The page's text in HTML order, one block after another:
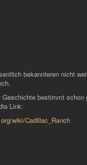
bekannteren nicht
Geschichte bestimmt schon
Link:
wiki/Cadillac_Ranch